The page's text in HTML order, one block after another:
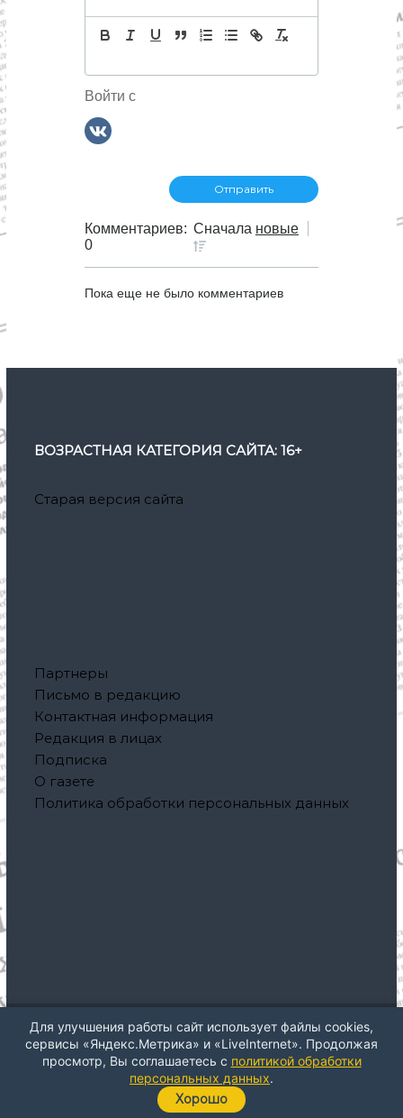
Войти с
Комментариев:
0
Сначала новые
Пока еще не было комментариев
ВОЗРАСТНАЯ КАТЕГОРИЯ САЙТА: 16+
Старая версия сайта
Партнеры
Письмо в редакцию
Контактная информация
Редакция в лицах
Подписка
О газете
Политика обработки персональных данных
Авторское право © 2026Газета "Северная правда"Все
права защищены. Тема: ThemeGrill отFlash. На платформе
WordPress
Для улучшения работы сайт использует файлы cookies,
сервисы «Яндекс.Метрика» и «LiveInternet». Продолжая
просмотр, Вы соглашаетесь с политикой обработки
персональных данных.
Хорошо